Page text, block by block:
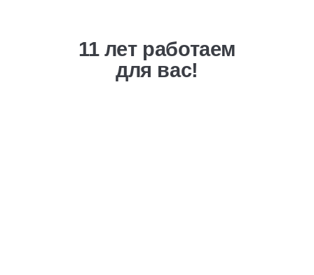
11 лет работаем
для вас!